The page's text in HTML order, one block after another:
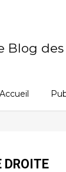
Blog
Accueil
DROITE